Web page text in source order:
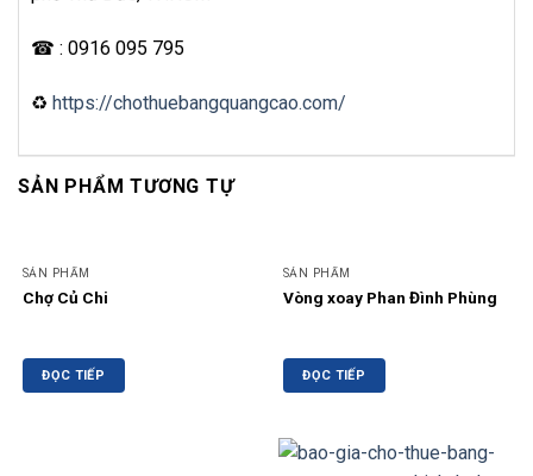
☎ : 0916 095 795
♻ https://chothuebangquangcao.com/
SẢN PHẨM TƯƠNG TỰ
SẢN PHẨM
Chợ Củ Chi
ĐỌC TIẾP
SẢN PHẨM
Vòng xoay Phan Đình Phùng
ĐỌC TIẾP